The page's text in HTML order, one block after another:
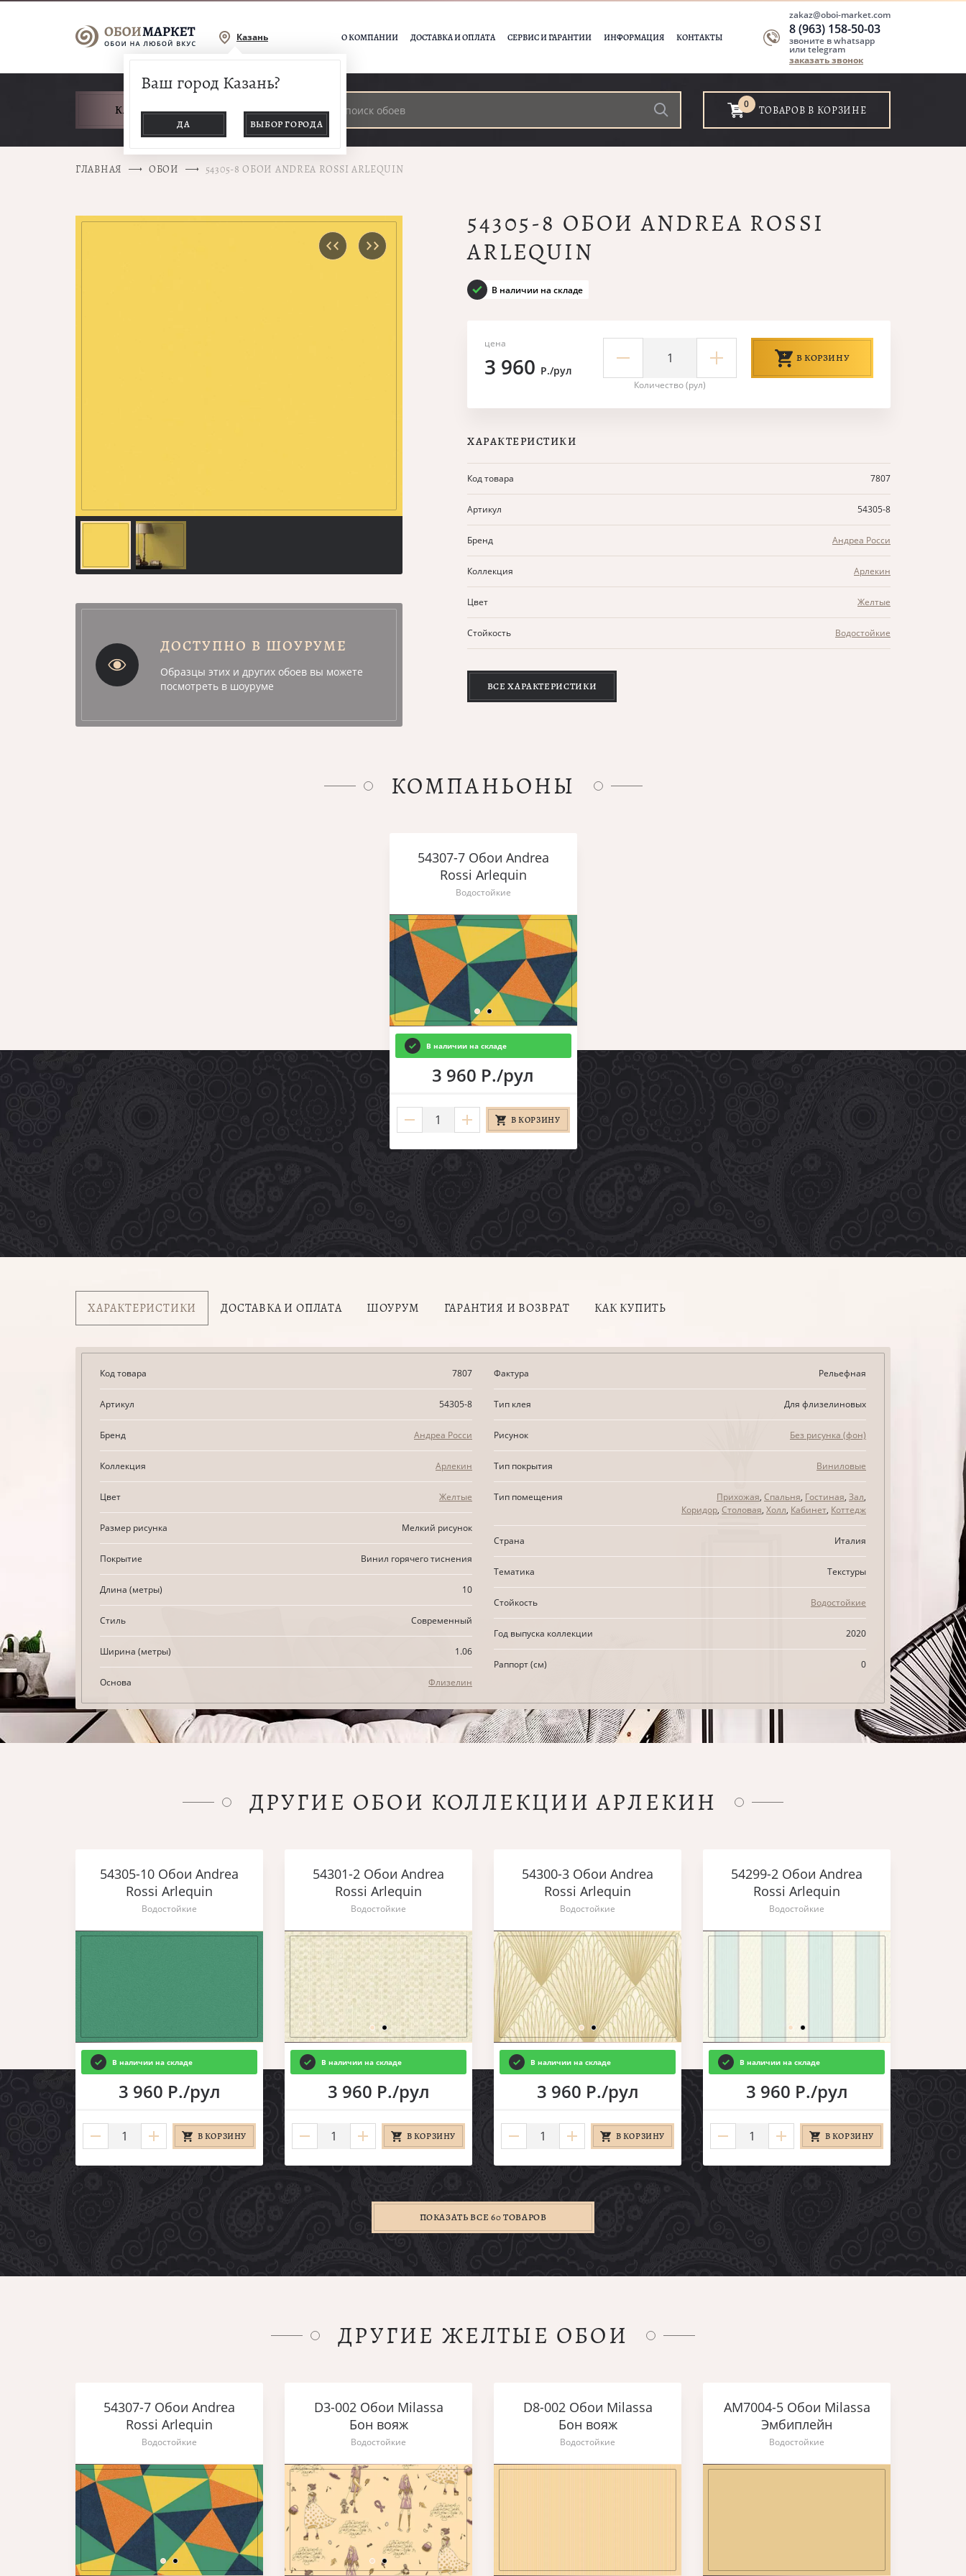
Казань О КОМПАНИИ ДОСТАВКА И ОПЛАТА СЕРВИС И ГАРАНТИИ ИНФОРМАЦИЯ КОНТАКТЫ
zakaz@oboi-market.com
8 (963) 158-50-03
звоните в whatsapp
или telegram
заказать звонок
Ваш город Казань?
ДА ВЫБОР ГОРОДА
КАТАЛОГ ТОВАРОВ 0 ТОВАРОВ В КОРЗИНЕ
ГЛАВНАЯ ОБОИ 54305-8 ОБОИ ANDREA ROSSI ARLEQUIN
ДОСТУПНО В ШОУРУМЕ
Образцы этих и других обоев вы можете
посмотреть в шоуруме
54305-8 ОБОИ ANDREA ROSSI
ARLEQUIN
В наличии на складе
цена
3 960 Р./рул
Количество (рул)
В КОРЗИНУ
ХАРАКТЕРИСТИКИ
Код товара 7807
Артикул 54305-8
Бренд Андреа Росси
Коллекция Арлекин
Цвет Желтые
Стойкость Водостойкие
ВСЕ ХАРАКТЕРИСТИКИ
КОМПАНЬОНЫ
54307-7 Обои Andrea
Rossi Arlequin
Водостойкие
В наличии на складе
3 960 Р./рул
В КОРЗИНУ
ХАРАКТЕРИСТИКИ ДОСТАВКА И ОПЛАТА ШОУРУМ ГАРАНТИЯ И ВОЗВРАТ КАК КУПИТЬ
Код товара 7807
Артикул 54305-8
Бренд Андреа Росси
Коллекция Арлекин
Цвет Желтые
Размер рисунка Мелкий рисунок
Покрытие Винил горячего тиснения
Длина (метры) 10
Стиль Современный
Ширина (метры) 1.06
Основа Флизелин
Фактура Рельефная
Тип клея Для флизелиновых
Рисунок Без рисунка (фон)
Тип покрытия Виниловые
Тип помещения Прихожая, Спальня, Гостиная, Зал,
Коридор, Столовая, Холл, Кабинет, Коттедж
Страна Италия
Тематика Текстуры
Стойкость Водостойкие
Год выпуска коллекции 2020
Раппорт (см) 0
ДРУГИЕ ОБОИ КОЛЛЕКЦИИ АРЛЕКИН
54305-10 Обои Andrea
Rossi Arlequin
Водостойкие
В наличии на складе
3 960 Р./рул
В КОРЗИНУ
54301-2 Обои Andrea
Rossi Arlequin
Водостойкие
В наличии на складе
3 960 Р./рул
В КОРЗИНУ
54300-3 Обои Andrea
Rossi Arlequin
Водостойкие
В наличии на складе
3 960 Р./рул
В КОРЗИНУ
54299-2 Обои Andrea
Rossi Arlequin
Водостойкие
В наличии на складе
3 960 Р./рул
В КОРЗИНУ
ПОКАЗАТЬ ВСЕ 60 ТОВАРОВ
ДРУГИЕ ЖЕЛТЫЕ ОБОИ
54307-7 Обои Andrea
Rossi Arlequin
Водостойкие
D3-002 Обои Milassa
Бон вояж
Водостойкие
D8-002 Обои Milassa
Бон вояж
Водостойкие
AM7004-5 Обои Milassa
Эмбиплейн
Водостойкие